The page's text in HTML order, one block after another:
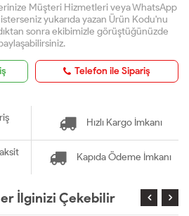
Müşteri Hizmetleri veya WhatsApp
yukarıda yazan Ürün Kodu'nu
sonra ekibimizle görüştüğünüzde
Telefon ile Sipariş
Hızlı Kargo İmkanı
Kapıda Ödeme İmkanı
İlginizi Çekebilir